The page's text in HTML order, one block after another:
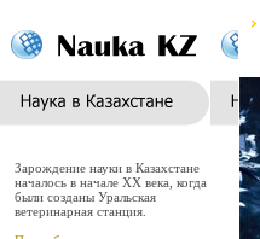
Зарождение науки в Казахстане
началось в начале XX века, когда
были созданы Уральская
ветеринарная станция.